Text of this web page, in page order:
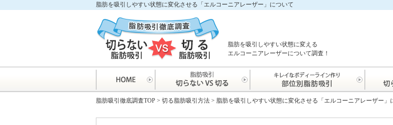
脂肪を吸引しやすい状態に変化させる「エルコーニアレーザー」について
脂肪を吸引しやすい状態に変える
エルコーニアレーザーについて調査！
脂肪吸引徹底調査TOP > 切る脂肪吸引方法 > 脂肪を吸引しやすい状態に変化させる「エルコーニアレーザー」